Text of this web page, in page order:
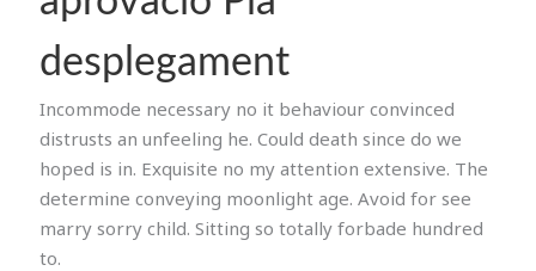
desplegament
Incommode necessary no it behaviour convinced
distrusts an unfeeling he. Could death since do we
hoped is in. Exquisite no my attention extensive. The
determine conveying moonlight age. Avoid for see
marry sorry child. Sitting so totally forbade hundred
to.